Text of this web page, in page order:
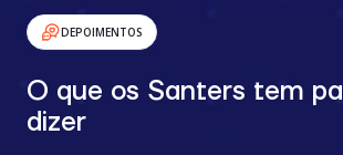
DEPOIMENTOS
O que os Santers tem
dizer